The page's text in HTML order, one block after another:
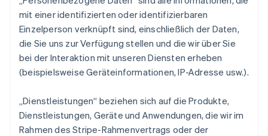
mit einer identifizierten oder identifizierbaren
Einzelperson verknüpft sind, einschließlich der Daten,
die Sie uns zur Verfügung stellen und die wir über Sie
bei der Interaktion mit unseren Diensten erheben
(beispielsweise Geräteinformationen, IP-Adresse usw.).
„Dienstleistungen“ beziehen sich auf die Produkte,
Dienstleistungen, Geräte und Anwendungen, die wir im
Rahmen des Stripe-Rahmenvertrags oder der